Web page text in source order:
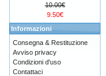
10.00€
9.50€
Informazioni
Consegna & Restituzione
Avviso privacy
Condizioni d'uso
Contattaci